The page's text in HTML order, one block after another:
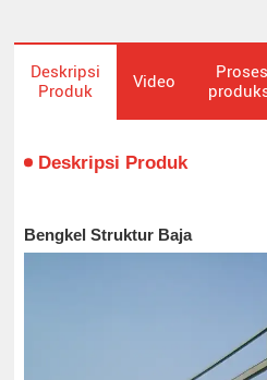
Deskripsi
Produk
Video
Proses
Deskripsi Produk
Bengkel Struktur Baja